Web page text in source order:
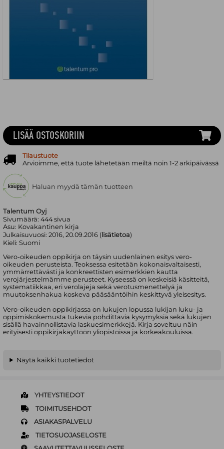
Talentum Oyj
Sivumäärä:444sivua
Asu: Kovakantinen kirja
Julkaisuvuosi:2016, 20.09.2016 ( lisätietoa)
Kieli:Suomi
Vero-oikeuden oppikirja on täysin uudenlainen esitys vero-
oikeuden perusteista. Teoksessa esitetään kokonaisvaltaisesti,
ymmärrettävästi ja konkreettisten esimerkkien kautta
verojärjestelmämme perusteet. Kyseessä on keskeisiä käsitteitä,
systematiikkaa, eri verolajeja sekä verotusmenettelyä ja
muutoksenhakua koskeva pääsääntöihin keskittyvä yleisesitys.
Vero-oikeuden oppikirjassa on lukujen lopussa lukijan luku- ja
oppimiskokemusta tukevia pohdittavia kysymyksiä sekä lukujen
sisällä havainnollistavia laskuesimerkkejä. Kirja soveltuu näin
erityisesti oppikirjakäyttöön yliopistoissa ja korkeakouluissa.
LISÄÄ OSTOSKORIIN
Tilaustuote
Arvioimme, että tuote lähetetään meiltä noin 1-2 arkipäivässä
Haluan myydä tämän tuotteen
Näytä kaikki tuotetiedot
YHTEYSTIEDOT
TOIMITUSEHDOT
ASIAKASPALVELU
TIETOSUOJASELOSTE